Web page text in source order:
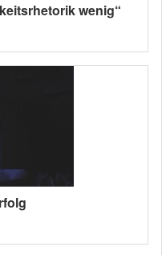
wenig“